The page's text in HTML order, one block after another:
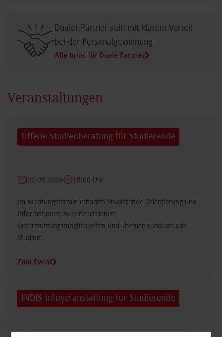
Dualer Partner sein mit klarem Vorteil
bei der Personalgewinnung
Alle Infos für Duale Partner
Veranstaltungen
Offene Studienberatung für Studierende
02.09.2026 18:00 Uhr
Im Beratungstermin erhalten Studierende Orientierung und
Informationen zu verschiedenen
Unterstützungsmöglichkeiten und Themen rund um das
Studium.
Zum Event
INDIS-Infoveranstaltung für Studierende